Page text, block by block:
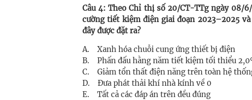
Câu 4: Theo Chỉ thị số 20/CT-TTg ngày 08/
cường tiết kiệm điện giai đoạn 2023–2025
đây được đặt ra?
A. Xanh hóa chuỗi cung ứng thiết bị điện
B. Phấn đấu hằng năm tiết kiệm tối thiểu
C. Giảm tổn thất điện năng trên toàn hệ
D. Đưa phát thải khí nhà kính về 0
E. Tất cả các đáp án trên đều đúng